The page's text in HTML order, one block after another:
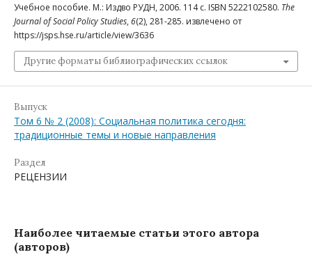
Учебное пособие. М.: Издво РУДН, 2006. 114 с. ISBN 5222102580. The
Journal of Social Policy Studies, 6(2), 281-285. извлечено от
https://jsps.hse.ru/article/view/3636
Другие форматы библиографических ссылок
Выпуск
Том 6 № 2 (2008): Социальная политика сегодня:
традиционные темы и новые направления
Раздел
РЕЦЕНЗИИ
Наиболее читаемые статьи этого автора
(авторов)